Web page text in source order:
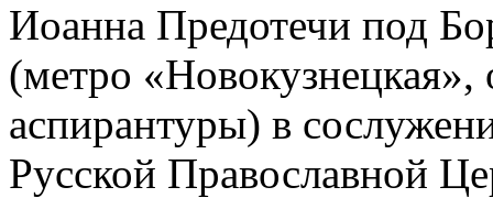
Иоанна Предотечи под
(метро
аспирантуры) в
Русской Православной